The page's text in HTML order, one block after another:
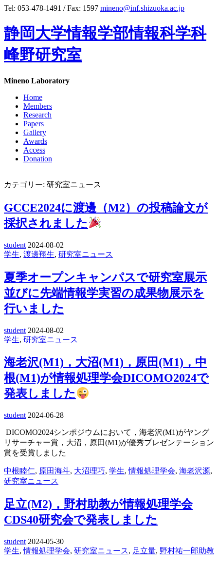
Tel: 053-478-1491 / Fax: 1597 mineno@inf.shizuoka.ac.jp
静岡大学情報学部情報科学科
峰野研究室
Mineno Laboratory
Home
Members
Research
Papers
Gallery
Awards
Access
Donation
カテゴリー: 研究室ニュース
GCCE2024に渡邊（M2）の投稿論文が
採択されました
student 2024-08-02
学生, 渡邊翔生, 研究室ニュース
夏季オープンキャンパスで研究室展示
並びに先端情報学実習の成果物展示を
行いました
student 2024-08-02
学生, 研究室ニュース
海老沢(M1)，大沼(M1)，原田(M1)，中
根(M1)が情報処理学会DICOMO2024で
発表しました
student 2024-06-28
DICOMO2024シンポジウムにおいて， 海老沢(M1)がヤング
リサーチャー賞， 大沼，原田(M1)が優秀プレゼンテーション
賞を受賞しました
中根睦仁, 原田海斗, 大沼理巧, 学生,情報処理学会, 海老沢源,
研究室ニュース
足立(M2)，野村助教が情報処理学会
CDS40研究会で発表しました
student 2024-05-30
学生,情報処理学会, 研究室ニュース, 足立量, 野村祐一郎助教